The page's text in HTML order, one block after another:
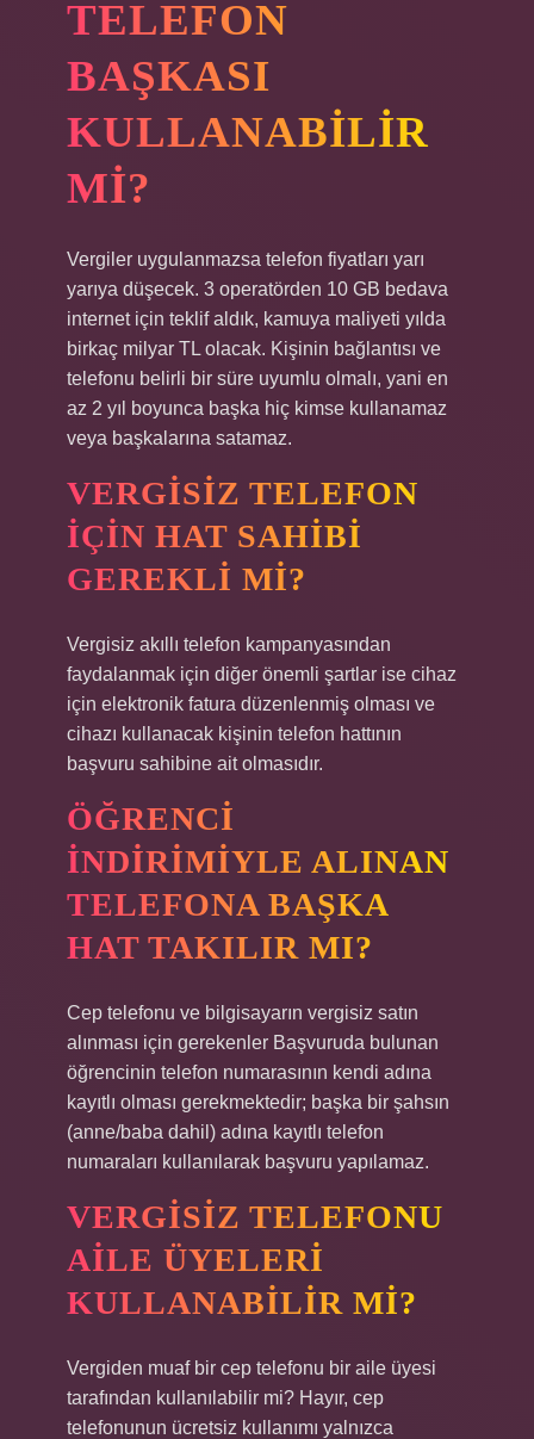
TELEFON
BAŞKASI
KULLANABILIR
MI?
Vergiler uygulanmazsa telefon fiyatları yarı
yarıya düşecek. 3 operatörden 10 GB bedava
internet için teklif aldık, kamuya maliyeti yılda
birkaç milyar TL olacak. Kişinin bağlantısı ve
telefonu belirli bir süre uyumlu olmalı, yani en
az 2 yıl boyunca başka hiç kimse kullanamaz
veya başkalarına satamaz.
VERGISIZ TELEFON
IÇIN HAT SAHIBI
GEREKLI MI?
Vergisiz akıllı telefon kampanyasından
faydalanmak için diğer önemli şartlar ise cihaz
için elektronik fatura düzenlenmiş olması ve
cihazı kullanacak kişinin telefon hattının
başvuru sahibine ait olmasıdır.
ÖĞRENCI
INDIRIMIYLE ALINAN
TELEFONA BAŞKA
HAT TAKILIR MI?
Cep telefonu ve bilgisayarın vergisiz satın
alınması için gerekenler Başvuruda bulunan
öğrencinin telefon numarasının kendi adına
kayıtlı olması gerekmektedir; başka bir şahsın
(anne/baba dahil) adına kayıtlı telefon
numaraları kullanılarak başvuru yapılamaz.
VERGISIZ TELEFONU
AILE ÜYELERI
KULLANABILIR MI?
Vergiden muaf bir cep telefonu bir aile üyesi
tarafından kullanılabilir mi? Hayır, cep
telefonunun ücretsiz kullanımı yalnızca